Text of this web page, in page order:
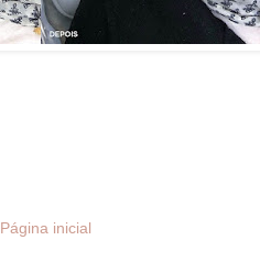
Página inicial